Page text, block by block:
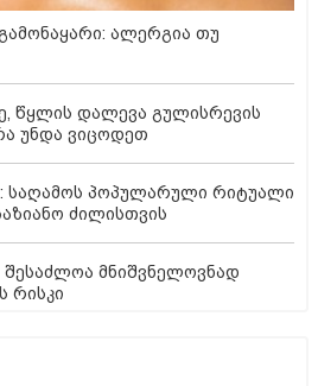
ალერგია თუ
წყლის დალევა გულისრევის
უნდა ვიცოდეთ
საღამოს პოპულარული რიტუალი
ძილისთვის
შესაძლოა მნიშვნელოვნად
რისკი